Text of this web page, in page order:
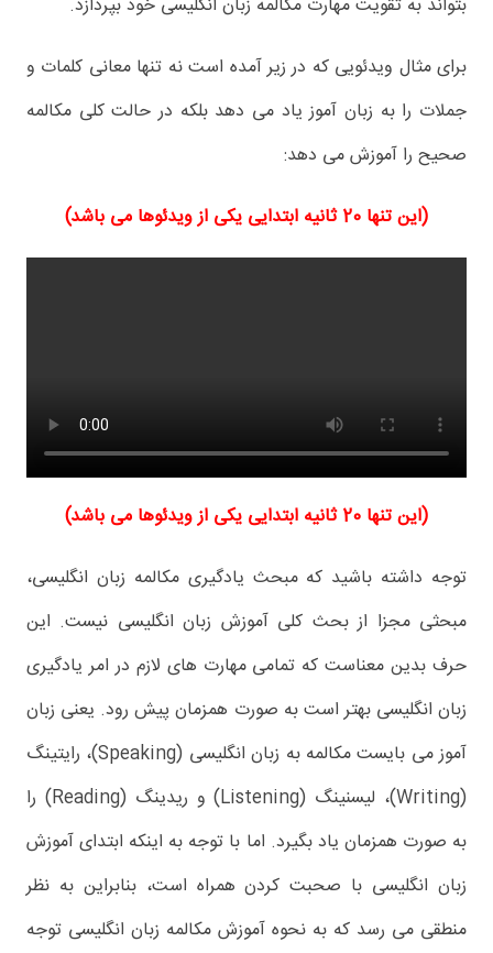
بتواند به تقویت مهارت مکالمه زبان انگلیسی خود بپردازد.
برای مثال ویدئویی که در زیر آمده است نه تنها معانی کلمات و
جملات را به زبان آموز یاد می دهد بلکه در حالت کلی مکالمه
صحیح را آموزش می دهد:
(این تنها 20 ثانیه ابتدایی یکی از ویدئوها می باشد)
(این تنها 20 ثانیه ابتدایی یکی از ویدئوها می باشد)
توجه داشته باشید که مبحث یادگیری مکالمه زبان انگلیسی،
مبحثی مجزا از بحث کلی آموزش زبان انگلیسی نیست. این
حرف بدین معناست که تمامی مهارت های لازم در امر یادگیری
زبان انگلیسی بهتر است به صورت همزمان پیش رود. یعنی زبان
آموز می بایست مکالمه به زبان انگلیسی (Speaking)، رایتینگ
(Writing)، لیسنینگ (Listening) و ریدینگ (Reading) را
به صورت همزمان یاد بگیرد. اما با توجه به اینکه ابتدای آموزش
زبان انگلیسی با صحبت کردن همراه است، بنابراین به نظر
منطقی می رسد که به نحوه آموزش مکالمه زبان انگلیسی توجه